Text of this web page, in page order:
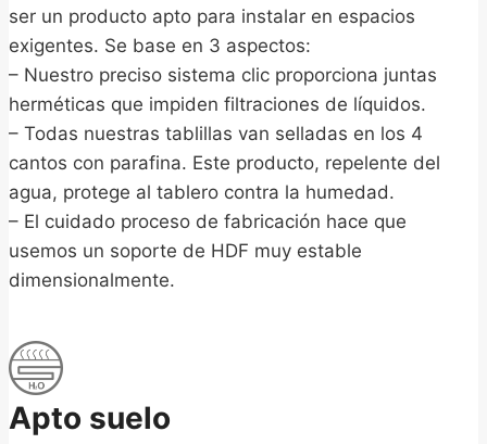
ser un producto apto para instalar en espacios
exigentes. Se base en 3 aspectos:
– Nuestro preciso sistema clic proporciona juntas
herméticas que impiden filtraciones de líquidos.
– Todas nuestras tablillas van selladas en los 4
cantos con parafina. Este producto, repelente del
agua, protege al tablero contra la humedad.
– El cuidado proceso de fabricación hace que
usemos un soporte de HDF muy estable
dimensionalmente.
Apto suelo